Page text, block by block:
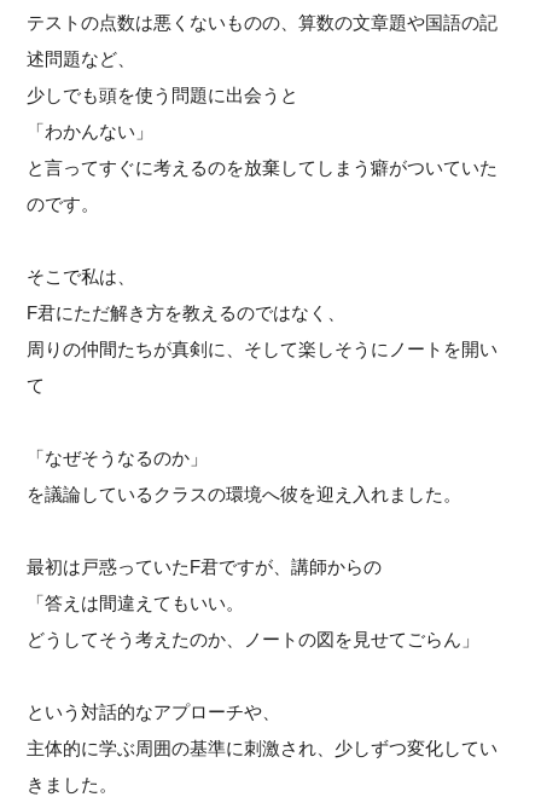
テストの点数は悪くないものの、算数の文章題や国語の記
述問題など、
少しでも頭を使う問題に出会うと
「わかんない」
と言ってすぐに考えるのを放棄してしまう癖がついていた
のです。
そこで私は、
F君にただ解き方を教えるのではなく、
周りの仲間たちが真剣に、そして楽しそうにノートを開い
て
「なぜそうなるのか」
を議論しているクラスの環境へ彼を迎え入れました。
最初は戸惑っていたF君ですが、講師からの
「答えは間違えてもいい。
どうしてそう考えたのか、ノートの図を見せてごらん」
という対話的なアプローチや、
主体的に学ぶ周囲の基準に刺激され、少しずつ変化してい
きました。